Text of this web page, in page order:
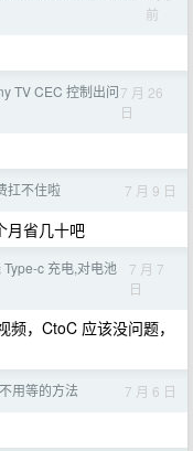
前
TV CEC 控制出问7 月 26
日
扛不住啦 7 月 9 日
月省几十吧
c 充电,对电池
7 月 7
日
，CtoC 应该没问题，
用等的方法 7 月 6 日